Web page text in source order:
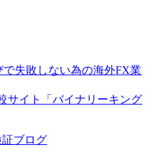
失敗しない為の海外FX業
サイト「バイナリーキング
証ブログ